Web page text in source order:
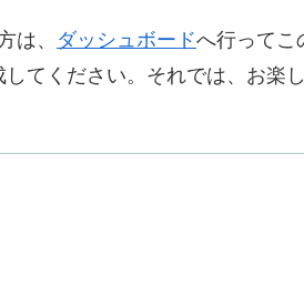
は、 ダッシュボードへ行ってこ
てください。それでは、お楽